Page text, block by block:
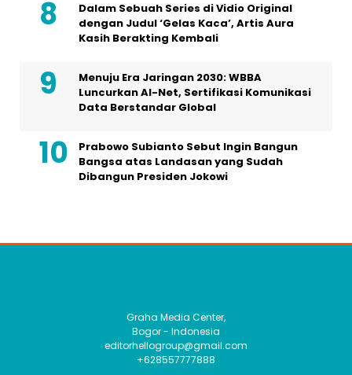
Dalam Sebuah Series di Vidio Original
dengan Judul ‘Gelas Kaca’, Artis Aura
Kasih Berakting Kembali
Menuju Era Jaringan 2030: WBBA
Luncurkan AI-Net, Sertifikasi Komunikasi
Data Berstandar Global
Prabowo Subianto Sebut Ingin Bangun
Bangsa atas Landasan yang Sudah
Dibangun Presiden Jokowi
Graha Media Center,
Bogor - Indonesia
editorhellogroup@gmail.com
+628557777888